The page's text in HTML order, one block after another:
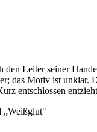
Leiter seiner
das Motiv ist
entschlossen
„Weißglut"